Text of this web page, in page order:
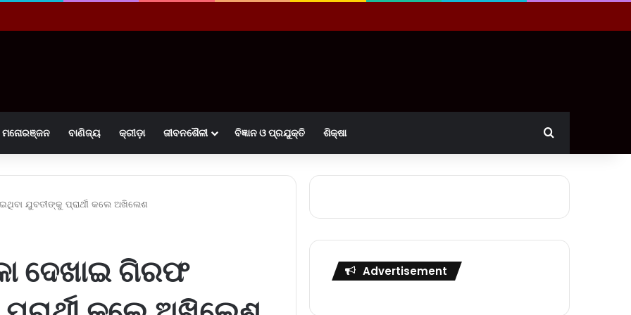
ମନୋରଞ୍ଜନ ବାଣିଜ୍ୟ କ୍ରୀଡ଼ା ଜୀବନଶୈଳୀ ବିଜ୍ଞାନ ଓ ପ୍ରଯୁକ୍ତି ଶିକ୍ଷା Search for
ଯୁବତୀଙ୍କୁ ପ୍ରାର୍ଥୀ କଲେ ଅଖିଲେଶ
ଦେଖାଇ ଗିରଫ
Advertisement